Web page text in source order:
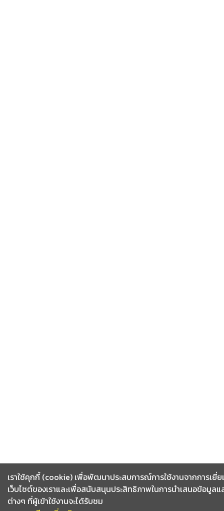
เราใช้คุกกี้ (cookie) เพื่อพัฒนาประสบการณ์การใช้งานจากการเยี่
เว็บไซต์ของเราและเพื่อสนับสนุนประสิทธิภาพในการนำเสนอข้อมูลแ
ต่างๆ ที่ผู้เข้าใช้งานจะได้รับชม